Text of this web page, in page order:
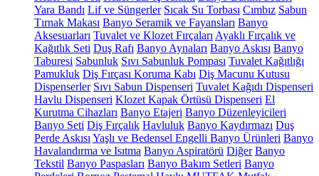
Yara Bandı Lif ve Süngerler Sıcak Su Torbası Cımbız Sabun
Tırnak Makası Banyo Seramik ve Fayansları Banyo
Aksesuarları Tuvalet ve Klozet Fırçaları Ayaklı Fırçalık ve
Kağıtlık Seti Duş Rafı Banyo Aynaları Banyo Askısı Banyo
Taburesi Sabunluk Sıvı Sabunluk Pompası Tuvalet Kağıtlığı
Pamukluk Diş Fırçası Koruma Kabı Diş Macunu Kutusu
Dispenserler Sıvı Sabun Dispenseri Tuvalet Kağıdı Dispenseri
Havlu Dispenseri Klozet Kapak Örtüsü Dispenseri El
Kurutma Cihazları Banyo Etajeri Banyo Düzenleyicileri
Banyo Seti Diş Fırçalık Havluluk Banyo Kaydırmazı Duş
Perde Askısı Yaşlı ve Bedensel Engelli Banyo Ürünleri Banyo
Havalandırma ve Isıtma Banyo Aspiratörü Diğer Banyo
Tekstil Banyo Paspasları Banyo Bakım Setleri Banyo